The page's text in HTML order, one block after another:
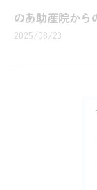
のあ助産院から
2025/08/23